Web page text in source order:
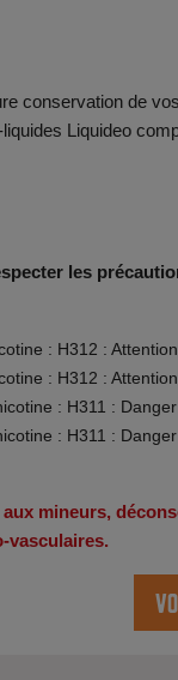
conservation de
Liquideo
les
: H312 :
: H312 :
: H311 :
: H311 :
mineurs,
vasculaires.